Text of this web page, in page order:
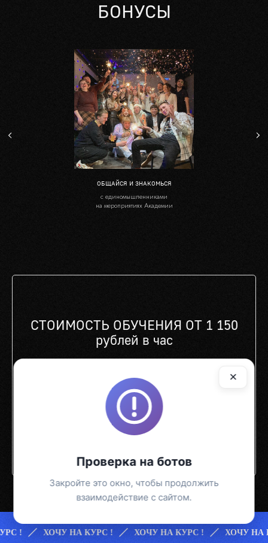
БОНУСЫ
ОБЩАЙСЯ И ЗНАКОМЬСЯ
с единомышленниками
на мероприятиях Академии
СТОИМОСТЬ ОБУЧЕНИЯ ОТ 1 150
рублей в час
условия под тебя!
УЗНАТЬ ПОДРОБНЕЕ
ХОЧУ НА КУРС ! ХОЧУ НА КУРС ! ХОЧУ НА КУРС !
×
Проверка на ботов
Закройте это окно, чтобы продолжить
взаимодействие с сайтом.